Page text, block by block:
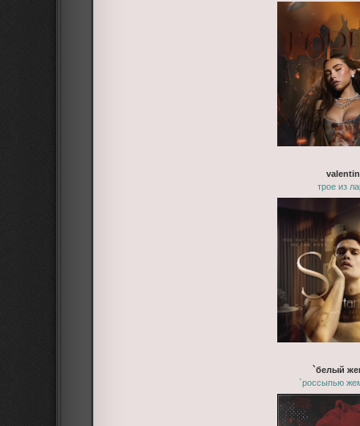
трое из
`белый
`россыпью